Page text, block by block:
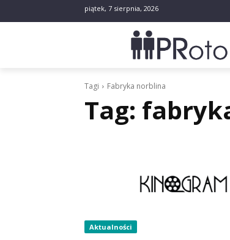
piątek, 7 sierpnia, 2026
Tagi Fabryka norblina
Tag:
Aktualności